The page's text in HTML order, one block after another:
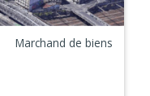
Marchand de biens